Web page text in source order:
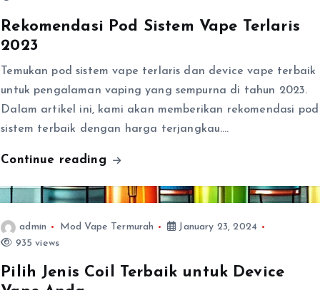
Rekomendasi Pod Sistem Vape Terlaris
2023
Temukan pod sistem vape terlaris dan device vape terbaik
untuk pengalaman vaping yang sempurna di tahun 2023.
Dalam artikel ini, kami akan memberikan rekomendasi pod
sistem terbaik dengan harga terjangkau.…
Continue reading
admin Mod Vape Termurah
January 23, 2024
935 views
Pilih Jenis Coil Terbaik untuk Device